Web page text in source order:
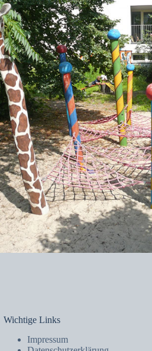
Wichtige Links
Impressum